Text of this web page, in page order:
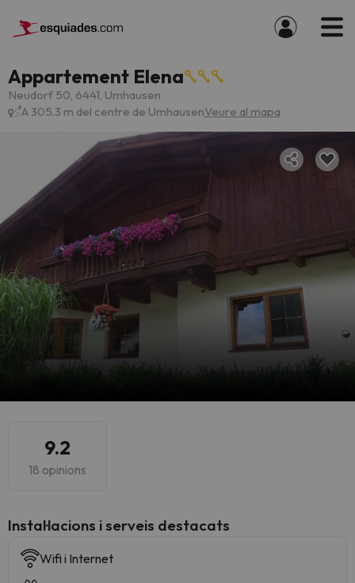
Appartement Elena
Neudorf 50, 6441, Umhausen
A 305.3 m del centre de UmhausenVeure al mapa
9.2
18 opinions
Instal·lacions i serveis destacats
Wifi i Internet